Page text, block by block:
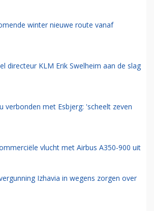
winter nieuwe route vanaf
directeur KLM Erik Swelheim aan de slag
verbonden met Esbjerg: 'scheelt zeven
vlucht met Airbus A350-900 uit
Izhavia in wegens zorgen over